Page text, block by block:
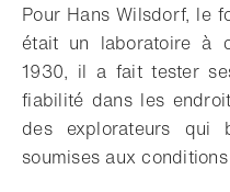
Pour Hans Wilsdorf, le
était un laboratoire à
1930, il a fait tester
fiabilité dans les
des explorateurs qui
soumises aux